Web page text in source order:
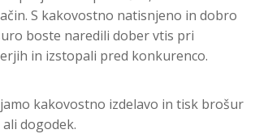
S kakovostno natisnjeno in dobro
boste naredili dober vtis pri
in izstopali pred konkurenco.
kakovostno izdelavo in tisk brošur
dogodek.